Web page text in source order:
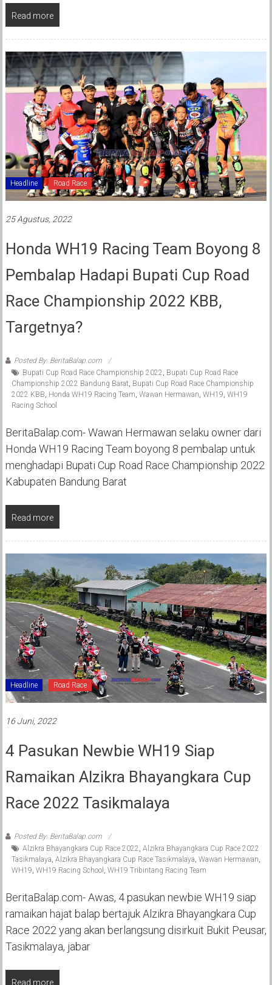
Read more
Headline Road Race
25 Agustus, 2022
Honda WH19 Racing Team Boyong 8
Pembalap Hadapi Bupati Cup Road
Race Championship 2022 KBB,
Targetnya?
Posted By: BeritaBalap.com
Bupati Cup Road Race Championship 2022
Bupati Cup Road Race
Championship 2022 Bandung Barat Bupati Cup Road Race Championship
2022 KBB Honda WH19 Racing Team Wawan Hermawan WH19 WH19
Racing School
BeritaBalap.com- Wawan Hermawan selaku owner dari
Honda WH19 Racing Team boyong 8 pembalap untuk
menghadapi Bupati Cup Road Race Championship 2022
Kabupaten Bandung Barat
Read more
Headline Road Race
16 Juni, 2022
4 Pasukan Newbie WH19 Siap
Ramaikan Alzikra Bhayangkara Cup
Race 2022 Tasikmalaya
Posted By: BeritaBalap.com
Alzikra Bhayangkara Cup Race 2022 Alzikra Bhayangkara Cup Race 2022
Tasikmalaya Alzikra Bhayangkara Cup Race Tasikmalaya Wawan Hermawan
WH19 WH19 Racing School WH19 Tribintang Racing Team
BeritaBalap.com- Awas, 4 pasukan newbie WH19 siap
ramaikan hajat balap bertajuk Alzikra Bhayangkara Cup
Race 2022 yang akan berlangsung disirkuit Bukit Peusar,
Tasikmalaya, jabar
Read more